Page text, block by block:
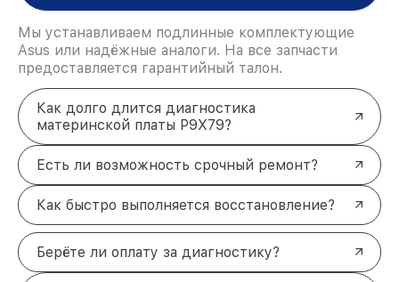
Мы устанавливаем подлинные комплектующие
Asus или надёжные аналоги. На все запчасти
предоставляется гарантийный талон.
Как долго длится диагностика
материнской платы P9X79?
Есть ли возможность срочный ремонт?
Как быстро выполняется восстановление?
Берёте ли оплату за диагностику?